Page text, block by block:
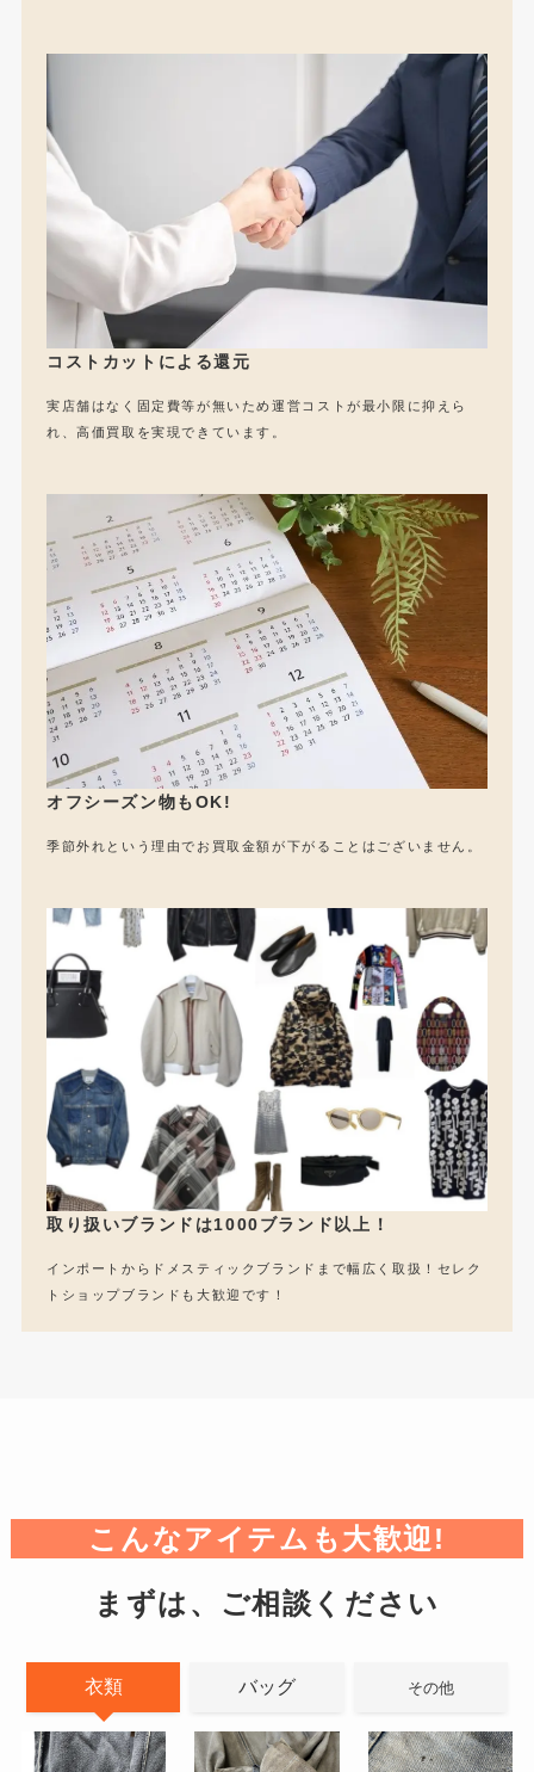
コストカットによる還元
実店舗はなく固定費等が無いため運営コストが最小限に抑えら
れ、高価買取を実現できています。
オフシーズン物もOK!
季節外れという理由でお買取金額が下がることはございません。
取り扱いブランドは1000ブランド以上！
インポートからドメスティックブランドまで幅広く取扱！セレク
トショップブランドも大歓迎です！
こんなアイテムも大歓迎!
まずは、ご相談ください
衣類 バッグ その他